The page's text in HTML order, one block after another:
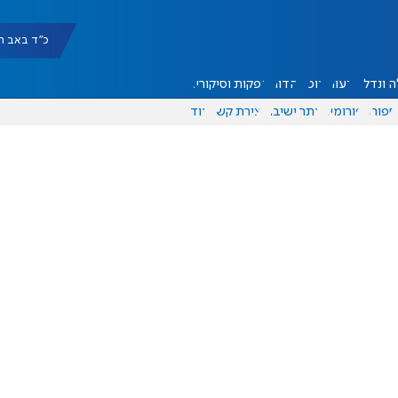
כ"ד באב תשפ"ו
ונדל"ן דעות אוכל יהדות הפקות וסיקורים
ספורט פורומים אתר ישיבה יצירת קשר עוד